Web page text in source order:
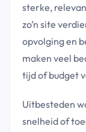
sterke,
zo’n site
opvolging en
maken veel
tijd of budget
Uitbesteden
snelheid of